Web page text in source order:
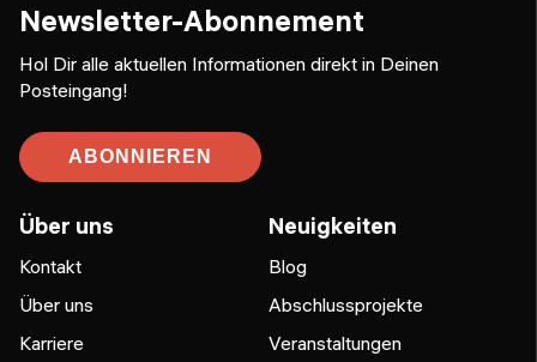
Newsletter-Abonnement
Hol Dir alle aktuellen Informationen direkt in Deinen
Posteingang!
ABONNIEREN
Über uns
Kontakt
Über uns
Karriere
Neuigkeiten
Blog
Abschlussprojekte
Veranstaltungen